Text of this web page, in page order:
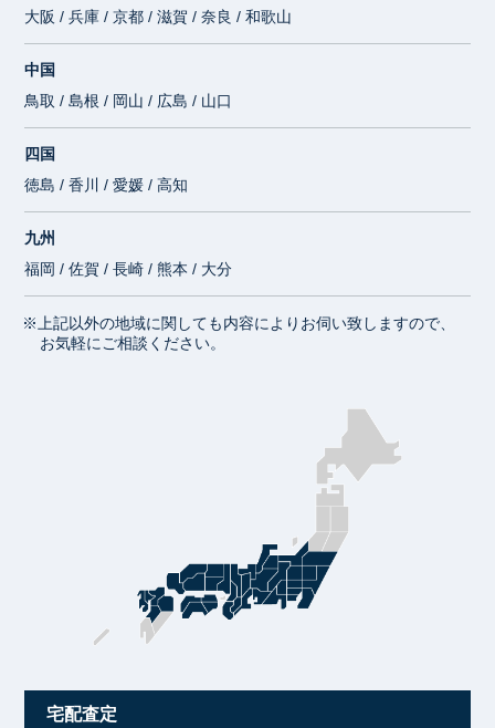
大阪 / 兵庫 / 京都 / 滋賀 / 奈良 / 和歌山
中国
鳥取 / 島根 / 岡山 / 広島 / 山口
四国
徳島 / 香川 / 愛媛 / 高知
九州
福岡 / 佐賀 / 長崎 / 熊本 / 大分
※上記以外の地域に関しても内容によりお伺い致しますので、
お気軽にご相談ください。
宅配査定